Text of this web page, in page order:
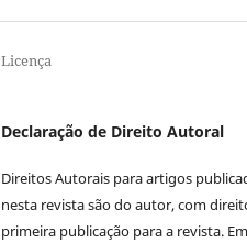
Licença
Declaração de Direito Autoral
Direitos Autorais para artigos
nesta revista são do autor, com
primeira publicação para a revista. Em